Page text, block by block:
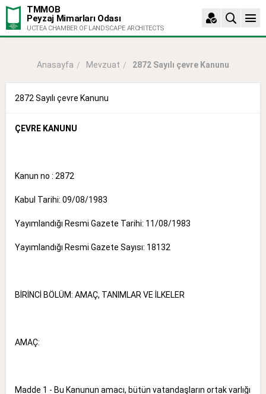
TMMOB
Peyzaj Mimarları Odası
UCTEA CHAMBER OF LANDSCAPE ARCHITECTS
Anasayfa Mevzuat 2872 Sayılı çevre Kanunu
2872 Sayılı çevre Kanunu
ÇEVRE KANUNU
Kanun no : 2872
Kabul Tarihi: 09/08/1983
Yayımlandığı Resmi Gazete Tarihi: 11/08/1983
Yayımlandığı Resmi Gazete Sayısı: 18132
BİRİNCİ BÖLÜM: AMAÇ, TANIMLAR VE İLKELER
AMAÇ:
Madde 1 - Bu Kanunun amacı, bütün vatandaşların ortak varlığı